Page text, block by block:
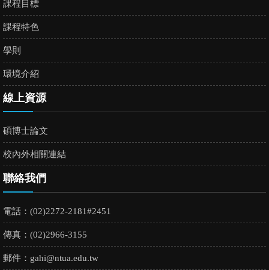
課程目標
課程特色
學則
環境介紹
線上資源
碩博士論文
校內外相關連結
聯絡我們
電話：(02)2272-2181#2451
傳真：(02)2966-3155
郵件： gahi@ntua.edu.tw